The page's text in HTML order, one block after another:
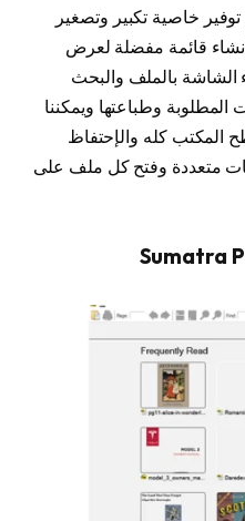
خاصية تكبير وتصغير
قائمة مفضلة لعرض
الشاشة بالملف والبحث
وطباعتها ويمكننا
كله والإحتفاظ
متعددة وفتح كل ملف على